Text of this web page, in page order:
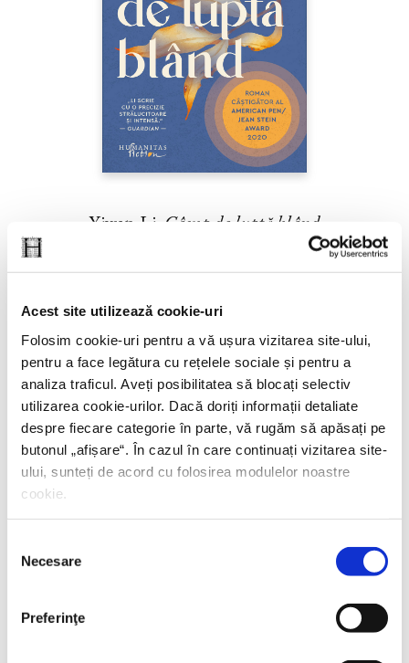
Acest site utilizează cookie-uri
Folosim cookie-uri pentru a vă ușura vizitarea site-ului,
pentru a face legătura cu rețelele sociale și pentru a
analiza traficul. Aveți posibilitatea să blocați selectiv
utilizarea cookie-urilor. Dacă doriți informații detaliate
despre fiecare categorie în parte, vă rugăm să apăsați pe
butonul „ afișare“. În cazul în care continuați vizitarea site-
ului, sunteți de acord cu folosirea modulelor noastre
cookie.
consimțământului
Necesare
Preferinţe
Yiyun Li, Câmp de luptă blând